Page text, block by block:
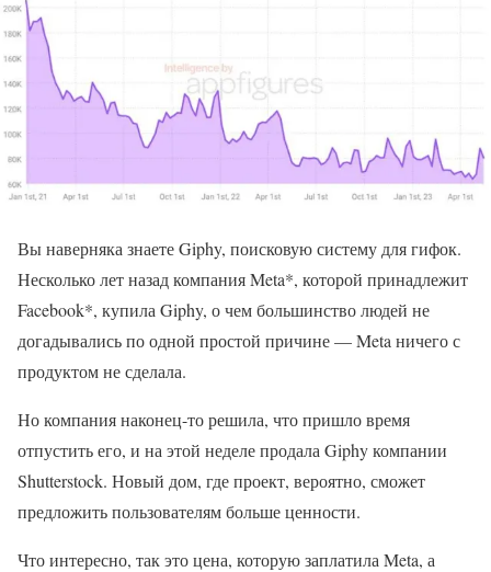
Вы наверняка знаете Giphy, поисковую систему для гифок.
Несколько лет назад компания Meta*, которой принадлежит
Facebook*, купила Giphy, о чем большинство людей не
догадывались по одной простой причине — Meta ничего с
продуктом не сделала.
Но компания наконец-то решила, что пришло время
отпустить его, и на этой неделе продала Giphy компании
Shutterstock. Новый дом, где проект, вероятно, сможет
предложить пользователям больше ценности.
Что интересно, так это цена, которую заплатила Meta, а